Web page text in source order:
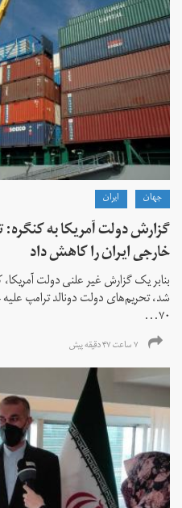
جهان ايران
خارجی ایران را کاهش داد
بنابر یک گزارش غیر علنی دولت آمریکا،
۷۰...
۷ ساعت ۴۷ دقیقه پیش